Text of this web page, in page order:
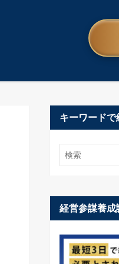
キーワード
経営参謀養成